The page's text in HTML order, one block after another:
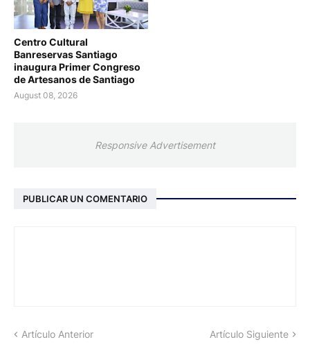
Centro Cultural
Banreservas Santiago
inaugura Primer Congreso
de Artesanos de Santiago
August 08, 2026
Responsive Advertisement
PUBLICAR UN COMENTARIO
Artículo Anterior Artículo Siguiente